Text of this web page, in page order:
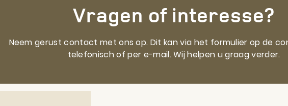
Vragen of interesse?
Neem gerust contact met ons op. Dit kan via het formulier op de
telefonisch of per e-mail. Wij helpen u graag verder.